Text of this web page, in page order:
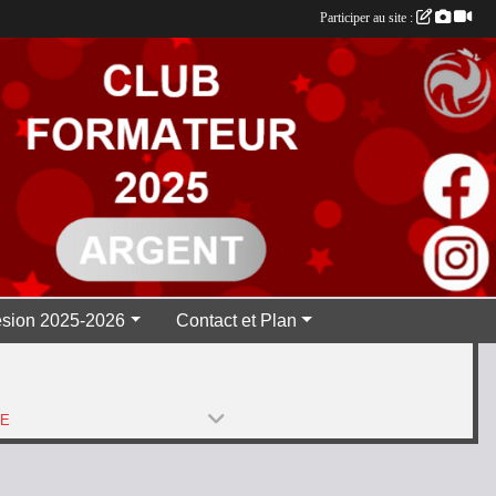
2025-2026 Contact et Plan
Participer au site :